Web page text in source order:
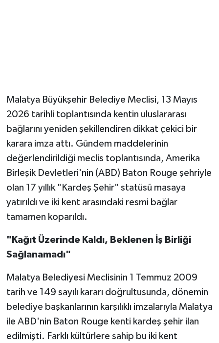
Malatya Büyükşehir Belediye Meclisi, 13 Mayıs
2026 tarihli toplantısında kentin uluslararası
bağlarını yeniden şekillendiren dikkat çekici bir
karara imza attı. Gündem maddelerinin
değerlendirildiği meclis toplantısında, Amerika
Birleşik Devletleri'nin (ABD) Baton Rouge şehriyle
olan 17 yıllık "Kardeş Şehir" statüsü masaya
yatırıldı ve iki kent arasındaki resmi bağlar
tamamen koparıldı.
"Kağıt Üzerinde Kaldı, Beklenen İş Birliği
Sağlanamadı"
Malatya Belediyesi Meclisinin 1 Temmuz 2009
tarih ve 149 sayılı kararı doğrultusunda, dönemin
belediye başkanlarının karşılıklı imzalarıyla Malatya
ile ABD'nin Baton Rouge kenti kardeş şehir ilan
edilmişti. Farklı kültürlere sahip bu iki kent